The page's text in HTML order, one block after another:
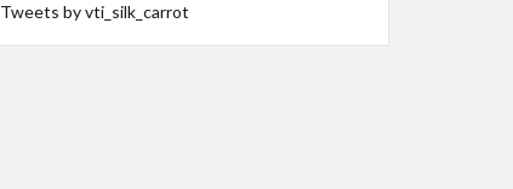
Tweets by vti_silk_carrot